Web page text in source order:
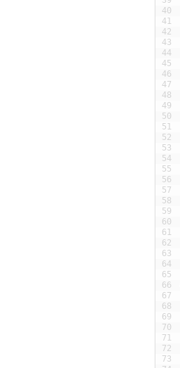
40
41
42
43
44
45
46
47
48
49
50
51
52
53
54
55
56
57
58
59
60
61
62
63
64
65
66
67
68
69
70
71
72
73